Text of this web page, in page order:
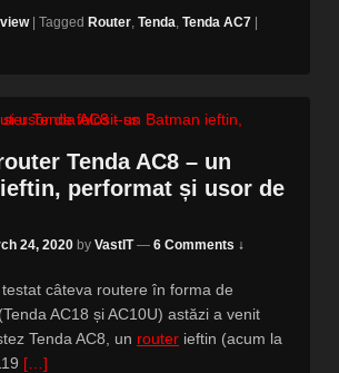
Tagged Router, Tenda, Tenda AC7
Tenda AC8 – un
performat și usor de
24, 2020 by VastIT — 6 Comments ↓
câteva routere în forma de
AC18 și AC10U) astăzi a venit
Tenda AC8, un router ieftin (acum la
[…]